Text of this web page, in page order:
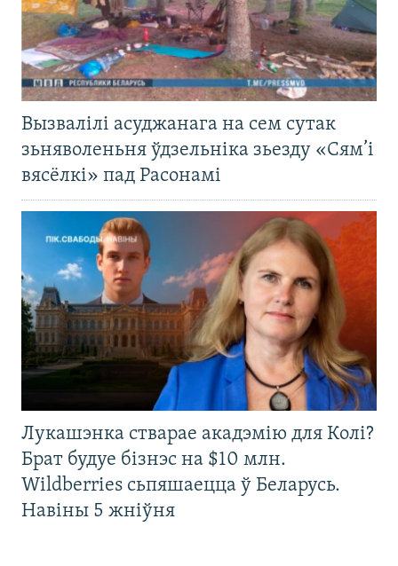
Вызвалілі асуджанага на сем сутак
зьняволеньня ўдзельніка зьезду «Сям’і
вясёлкі» пад Расонамі
Лукашэнка стварае акадэмію для Колі?
Брат будуе бізнэс на $10 млн.
Wildberries сьпяшаецца ў Беларусь.
Навіны 5 жніўня